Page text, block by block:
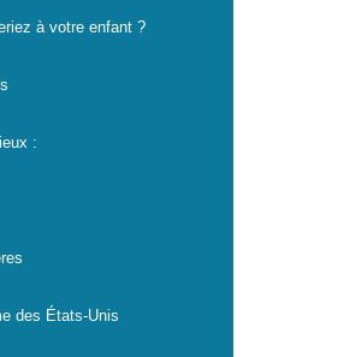
à votre enfant ?
:
des États-Unis